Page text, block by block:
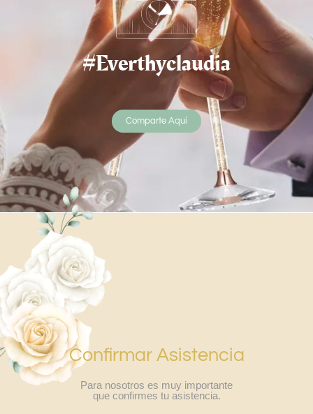
#Everthyclaudia
Comparte Aquí
Confirmar Asistencia
Para nosotros es muy importante
que confirmes tu asistencia.